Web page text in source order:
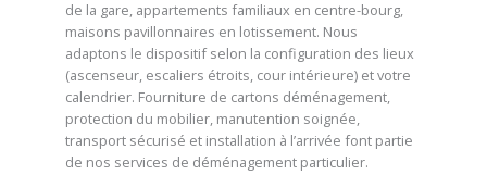
de la gare, appartements familiaux en centre-bourg,
maisons pavillonnaires en lotissement. Nous
adaptons le dispositif selon la configuration des lieux
(ascenseur, escaliers étroits, cour intérieure) et votre
calendrier. Fourniture de cartons déménagement,
protection du mobilier, manutention soignée,
transport sécurisé et installation à l’arrivée font partie
de nos services de déménagement particulier.